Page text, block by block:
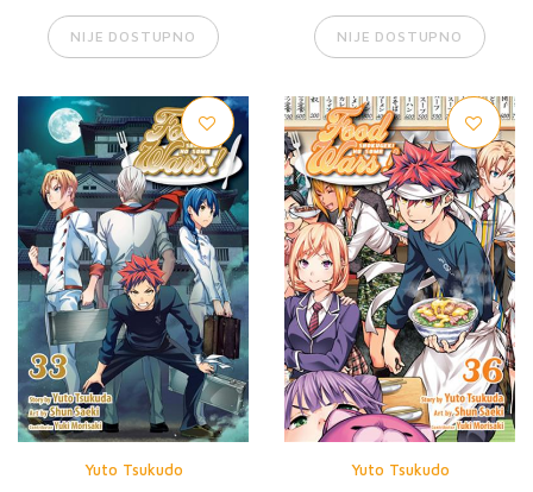
NIJE DOSTUPNO NIJE DOSTUPNO
Yuto Tsukudo Yuto Tsukudo